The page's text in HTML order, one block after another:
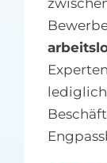
lediglich